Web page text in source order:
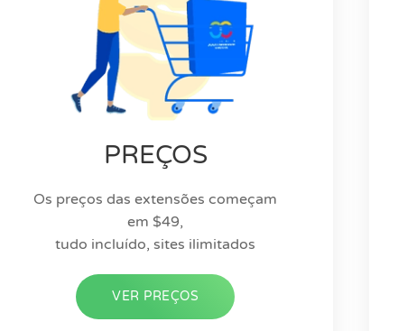
PREÇOS
Os preços das extensões começam
em $49,
tudo incluído, sites ilimitados
VER PREÇOS